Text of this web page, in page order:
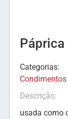
Páprica
Categorias:
Descrição:
usada como